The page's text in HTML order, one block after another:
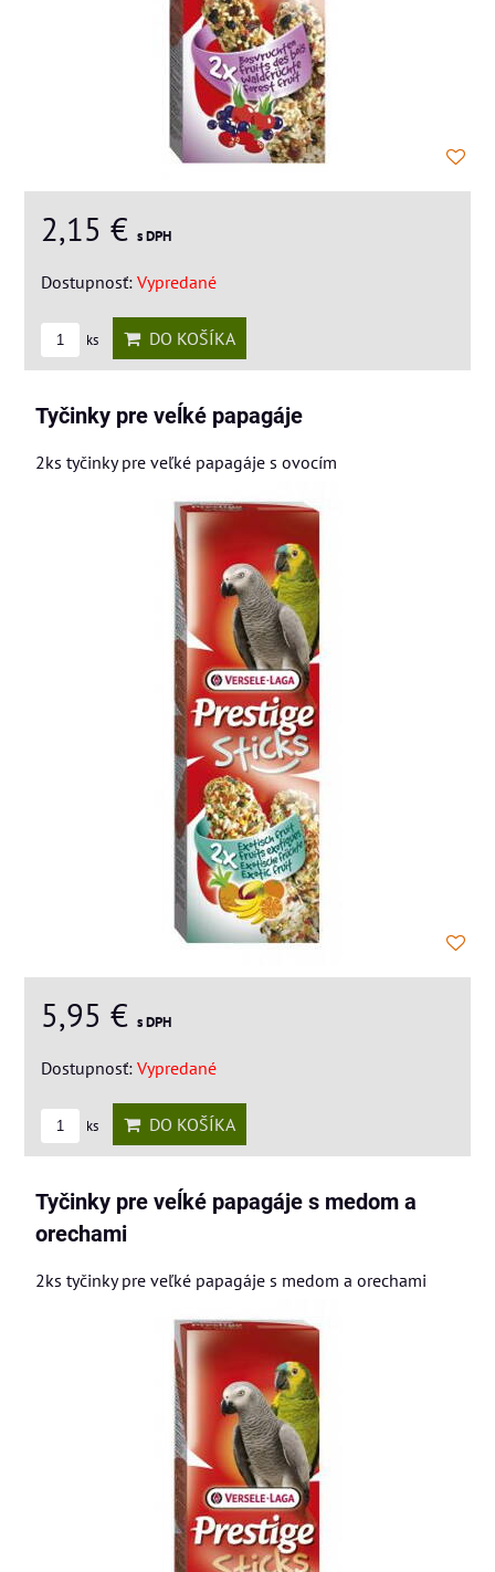
2,15 € s DPH
Dostupnosť: Vypredané
ks DO KOŠÍKA
Tyčinky pre veĺké papagáje
2ks tyčinky pre veľké papagáje s ovocím
5,95 € s DPH
Dostupnosť: Vypredané
ks DO KOŠÍKA
Tyčinky pre veĺké papagáje s medom a
orechami
2ks tyčinky pre veľké papagáje s medom a orechami